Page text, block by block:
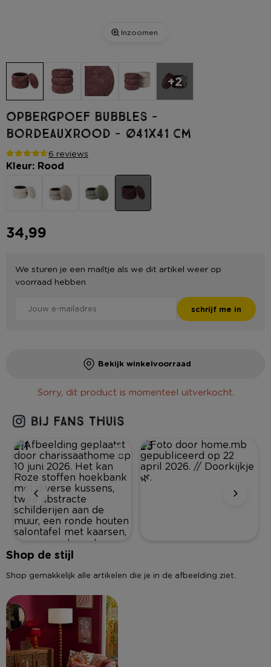
Inzoomen
+2
Opbergpoef bubbles -
bordeauxrood - ø41x41 cm
6 reviews
Kleur: Rood
34,99
We sturen je een mailtje als we dit artikel weer op
voorraad hebben
schrijf me in
Bekijk winkelvoorraad
Sorry, dit product is momenteel uitverkocht.
211 25
Shop de stijl
Shop gemakkelijk alle artikelen die je in de afbeelding ziet.